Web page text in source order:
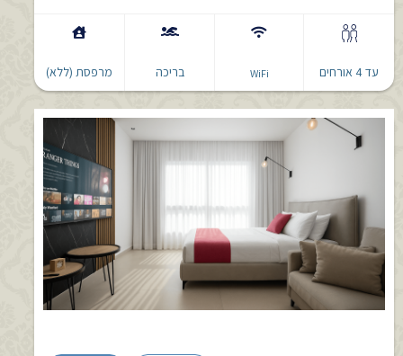
עד 4 אורחים WiFi בריכה מרפסת (ללא)